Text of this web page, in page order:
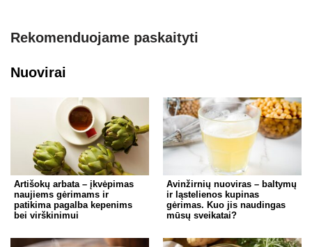
Rekomenduojame paskaityti
Nuovirai
Artišokų arbata – įkvėpimas
naujiems gėrimams ir
patikima pagalba kepenims
bei virškinimui
Avinžirnių nuoviras – baltymų
ir ląstelienos kupinas
gėrimas. Kuo jis naudingas
mūsų sveikatai?